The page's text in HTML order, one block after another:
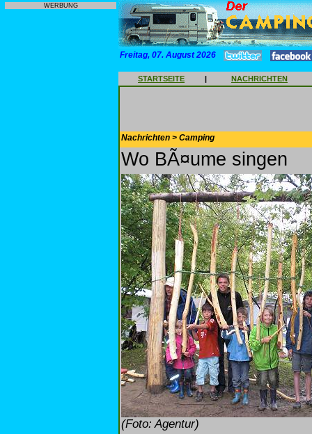
WERBUNG
Freitag, 07. August 2026
STARTSEITE | NACHRICHTEN
Nachrichten > Camping
Wo BÃ¤ume singen
(Foto: Agentur)